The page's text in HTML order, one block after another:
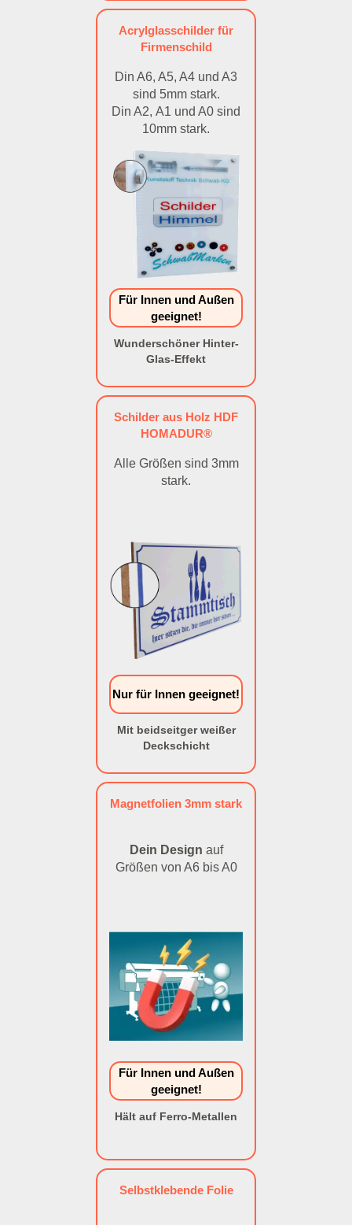
Acrylglasschilder für
Firmenschild
Din A6, A5, A4 und A3
sind 5mm stark.
Din A2, A1 und A0 sind
10mm stark.
Für Innen und Außen
geeignet!
Wunderschöner Hinter-
Glas-Effekt
Schilder aus Holz HDF
HOMADUR®
Alle Größen sind 3mm
stark.
Nur für Innen geeignet!
Mit beidseitger weißer
Deckschicht
Magnetfolien 3mm stark
Dein Design auf
Größen von A6 bis A0
Für Innen und Außen
geeignet!
Hält auf Ferro-Metallen
Selbstklebende Folie